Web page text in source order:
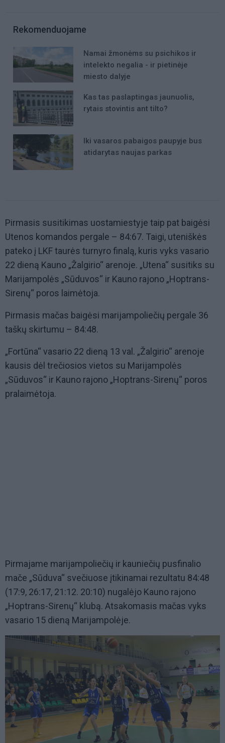
Rekomenduojame
Namai žmonėms su psichikos ir
intelekto negalia - ir pietinėje
miesto dalyje
Kas tas paslaptingas jaunuolis,
rytais stovintis ant tilto?
Iki vasaros pabaigos paupyje bus
atidarytas naujas parkas
Pirmasis susitikimas uostamiestyje taip pat baigėsi
Utenos komandos pergale – 84:67. Taigi, uteniškės
pateko į LKF taurės turnyro finalą, kuris vyks vasario
22 dieną Kauno „Žalgirio“ arenoje. „Utena“ susitiks su
Marijampolės „Sūduvos“ ir Kauno rajono „Hoptrans-
Sirenų“ poros laimėtoja.
Pirmasis mačas baigėsi marijampoliečių pergale 36
taškų skirtumu – 84:48.
„Fortūna“ vasario 22 dieną 13 val. „Žalgirio“ arenoje
kausis dėl trečiosios vietos su Marijampolės
„Sūduvos“ ir Kauno rajono „Hoptrans-Sirenų“ poros
pralaimėtoja.
Pirmajame marijampoliečių ir kauniečių pusfinalio
mače „Sūduva“ svečiuose įtikinamai rezultatu 84:48
(17:9, 26:17, 21:12. 20:10) nugalėjo Kauno rajono
„Hoptrans-Sirenų“ klubą. Atsakomasis mačas vyks
vasario 15 dieną Marijampolėje.